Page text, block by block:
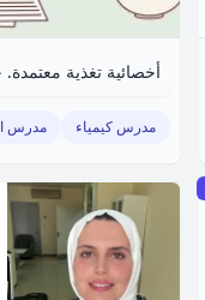
أخصائية تغذية
مدرس كيمياء مدرس